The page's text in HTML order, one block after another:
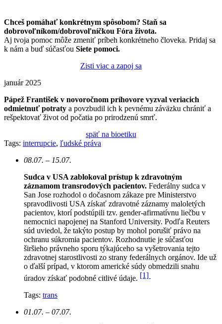
Chceš pomáhať konkrétnym spôsobom? Staň sa
dobrovoľníkom/dobrovoľníčkou Fóra života.
Aj tvoja pomoc môže zmeniť príbeh konkrétneho človeka. Pridaj sa
k nám a buď súčasťou Siete pomoci.
Zisti viac a zapoj sa
január 2025
Pápež František v novoročnom príhovore vyzval veriacich
odmietnuť potraty a povzbudil ich k pevnému záväzku chrániť a
rešpektovať život od počatia po prirodzenú smrť.
späť na bioetiku
Tags: interrupcie, ľudské práva
08.07. – 15.07.
Sudca v USA zablokoval prístup k zdravotným
záznamom transrodových pacientov. Federálny sudca v
San Jose rozhodol o dočasnom zákaze pre Ministerstvo
spravodlivosti USA získať zdravotné záznamy maloletých
pacientov, ktorí podstúpili tzv. gender-afirmatívnu liečbu v
nemocnici napojenej na Stanford University. Podľa Reuters
súd uviedol, že takýto postup by mohol porušiť právo na
ochranu súkromia pacientov. Rozhodnutie je súčasťou
širšieho právneho sporu týkajúceho sa vyšetrovania tejto
zdravotnej starostlivosti zo strany federálnych orgánov. Ide už
o ďalší prípad, v ktorom americké súdy obmedzili snahu
úradov získať podobné citlivé údaje. [1]
Tags: trans
01.07. – 07.07.